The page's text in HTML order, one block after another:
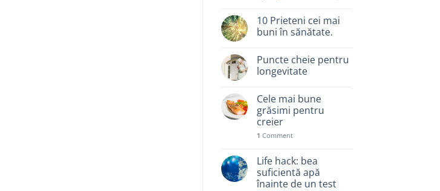
10 Prieteni cei mai
buni în sănătate.
Puncte cheie pentru
longevitate
Cele mai bune
grăsimi pentru
creier
1 Comment
Life hack: bea
suficientă apă
înainte de un test